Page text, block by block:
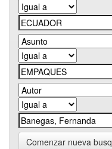
Comenzar nueva